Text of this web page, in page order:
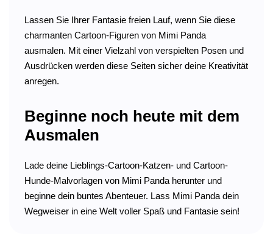
Lassen Sie Ihrer Fantasie freien Lauf, wenn Sie diese
charmanten Cartoon-Figuren von Mimi Panda
ausmalen. Mit einer Vielzahl von verspielten Posen und
Ausdrücken werden diese Seiten sicher deine Kreativität
anregen.
Beginne noch heute mit dem
Ausmalen
Lade deine Lieblings-Cartoon-Katzen- und Cartoon-
Hunde-Malvorlagen von Mimi Panda herunter und
beginne dein buntes Abenteuer. Lass Mimi Panda dein
Wegweiser in eine Welt voller Spaß und Fantasie sein!